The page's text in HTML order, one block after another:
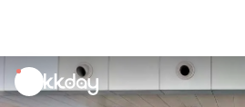
unread
notifications